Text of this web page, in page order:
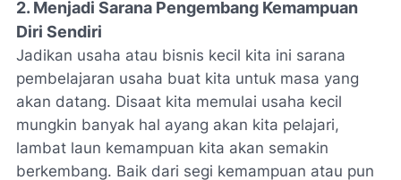
2. Menjadi Sarana Pengembang Kemampuan
Diri Sendiri
Jadikan usaha atau bisnis kecil kita ini sarana
pembelajaran usaha buat kita untuk masa yang
akan datang. Disaat kita memulai usaha kecil
mungkin banyak hal ayang akan kita pelajari,
lambat laun kemampuan kita akan semakin
berkembang. Baik dari segi kemampuan atau pun